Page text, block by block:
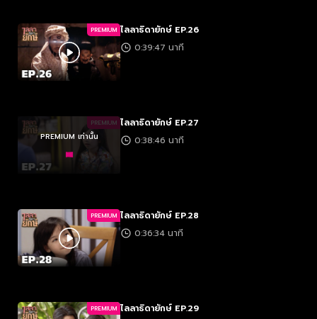
PREMIUM ไลลาธิดายักษ์ EP.26
0:39:47 นาที
PREMIUM
PREMIUM เท่านั้น
ไลลาธิดายักษ์ EP.27
0:38:46 นาที
PREMIUM ไลลาธิดายักษ์ EP.28
0:36:34 นาที
PREMIUM ไลลาธิดายักษ์ EP.29